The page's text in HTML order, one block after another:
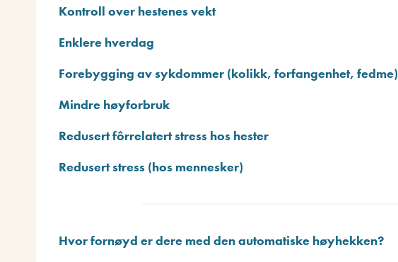
Kontroll over hestenes vekt
Enklere hverdag
Forebygging av sykdommer (kolikk, forfangenhet, fedme)
Mindre høyforbruk
Redusert fôrrelatert stress hos hester
Redusert stress (hos mennesker)
Hvor fornøyd er dere med den automatiske høyhekken?